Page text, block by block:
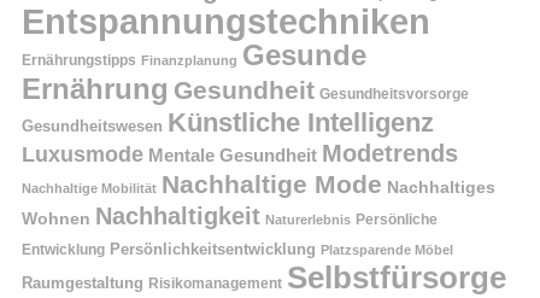
Entspannungstechniken
Ernährungstipps Finanzplanung Gesunde
Ernährung Gesundheit Gesundheitsvorsorge
Gesundheitswesen Künstliche Intelligenz
Luxusmode Mentale Gesundheit Modetrends
Nachhaltige Mobilität Nachhaltige Mode Nachhaltiges
Wohnen Nachhaltigkeit Naturerlebnis Persönliche
Entwicklung Persönlichkeitsentwicklung Platzsparende Möbel
Raumgestaltung Risikomanagement Selbstfürsorge